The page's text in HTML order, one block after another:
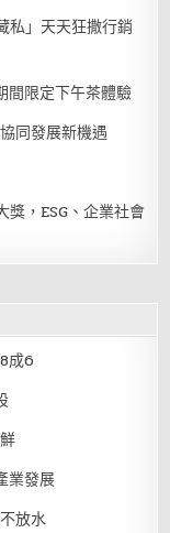
私」天天狂撒行銷
間限定下午茶體驗
同發展新機遇
，ESG、企業社會
成6
業發展
放水